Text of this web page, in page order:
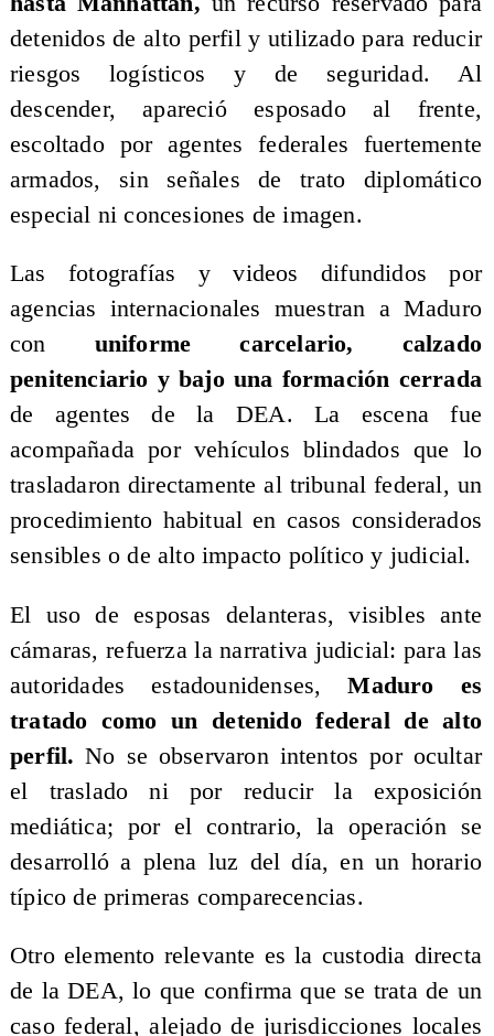
detenidos de alto perfil y utilizado para reducir
riesgos logísticos y de seguridad. Al
descender, apareció esposado al frente,
escoltado por agentes federales fuertemente
armados, sin señales de trato diplomático
especial ni concesiones de imagen.
Las fotografías y videos difundidos por
agencias internacionales muestran a Maduro
con uniforme carcelario, calzado
penitenciario y bajo una formación cerrada
de agentes de la DEA. La escena fue
acompañada por vehículos blindados que lo
trasladaron directamente al tribunal federal, un
procedimiento habitual en casos considerados
sensibles o de alto impacto político y judicial.
El uso de esposas delanteras, visibles ante
cámaras, refuerza la narrativa judicial: para las
autoridades estadounidenses,Maduro es
tratado como un detenido federal de alto
perfil. No se observaron intentos por ocultar
el traslado ni por reducir la exposición
mediática; por el contrario, la operación se
desarrolló a plena luz del día, en un horario
típico de primeras comparecencias.
Otro elemento relevante es la custodia directa
de la DEA, lo que confirma que se trata de un
caso federal, alejado de jurisdicciones locales